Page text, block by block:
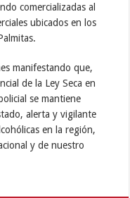
comercializadas al
ubicados en los
manifestando que,
de la Ley Seca en
se mantiene
alerta y vigilante
en la región,
y de nuestro